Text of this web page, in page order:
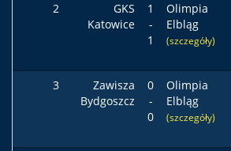
2
GKS
Katowice
1
-
1
Olimpia
Elbląg
(szczegóły)
3
Zawisza
Bydgoszcz
0
-
0
Olimpia
Elbląg
(szczegóły)